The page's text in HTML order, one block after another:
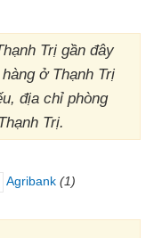
Trị gần đây
ở Thạnh Trị
địa chỉ phòng
Trị.
Agribank (1)